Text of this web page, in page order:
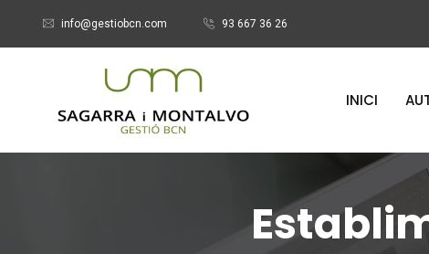
info@gestiobcn.com 93 667 36 26
INICI